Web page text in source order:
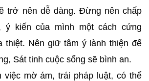
trở nên dễ dàng. Đừng nên chấp
ý kiến của mình một cách cứng
thiệt. Nên giữ tâm ý lành thiện để
Sát tinh cuộc sống sẽ bình an.
mờ ám, trái pháp luật, có thể